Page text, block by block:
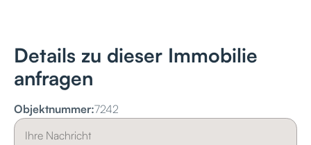
Details zu dieser Immobilie
anfragen
Objektnummer:7242